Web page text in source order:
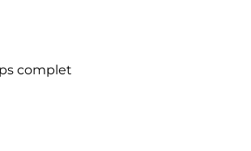
complet